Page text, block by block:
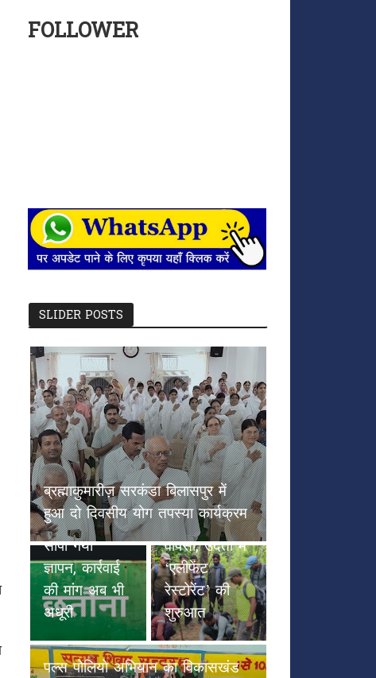
FOLLOWER
SLIDER POSTS
छतौना --सड़क सुरक्षा जैसे गंभीर मुद्दे
पर कलेक्टर रायपुर एवं NHAI को
सौंपा गया ज्ञापन, कार्रवाई की मांग अब
भी अधूरी
हाथियों के
कदमों से
हरियाली की
वापसी, उदंती में
‘एलीफेंट
रेस्टोरेंट’ की
शुरुआत
पल्स पोलियो
अभियान का
विकासखंड
अभनपुर में
सफल शुभारंभ,
पहले दिन
91.2% लक्ष्य
हासिल